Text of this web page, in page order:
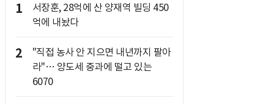
1
서장훈, 28억에 산 양재역 빌딩 450
억에 내놨다
2
"직접 농사 안 지으면 내년까지 팔아
라"… 양도세 중과에 떨고 있는
6070